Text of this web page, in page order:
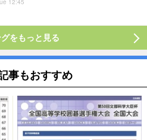
をもっと見る
事もおすすめ